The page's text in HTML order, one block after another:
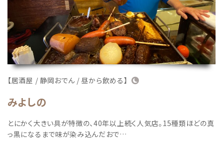
【居酒屋 / 静岡おでん / 昼から飲める】
みよしの
とにかく大きい具が特徴の、40年以上続く人気店。15種類ほどの真
っ黒になるまで味が染み込んだおで…